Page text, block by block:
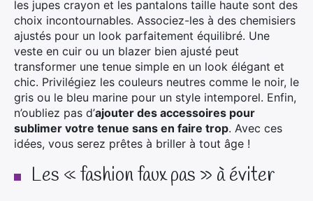
les jupes crayon et les pantalons taille haute sont des
choix incontournables. Associez-les à des chemisiers
ajustés pour un look parfaitement équilibré. Une
veste en cuir ou un blazer bien ajusté peut
transformer une tenue simple en un look élégant et
chic. Privilégiez les couleurs neutres comme le noir, le
gris ou le bleu marine pour un style intemporel. Enfin,
n’oubliez pas d’ajouter des accessoires pour
sublimer votre tenue sans en faire trop. Avec ces
idées, vous serez prêtes à briller à tout âge !
Les « fashion faux pas » à éviter